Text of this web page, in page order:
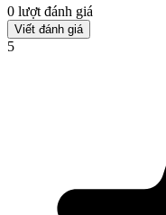
0 lượt đánh giá
Viết đánh giá
5